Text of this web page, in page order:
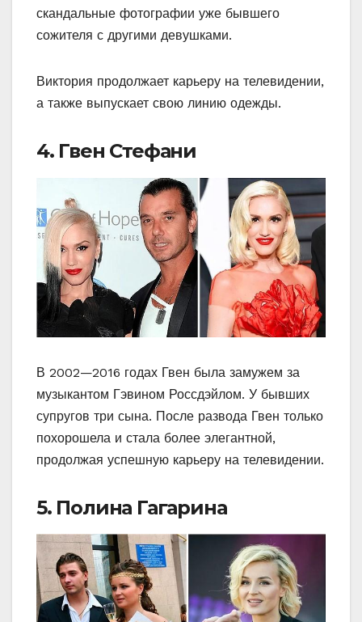
скандальные фотографии уже бывшего
сожителя с другими девушками.
Виктория продолжает карьеру на телевидении,
а также выпускает свою линию одежды.
4. Гвен Стефани
В 2002—2016 годах Гвен была замужем за
музыкантом Гэвином Россдэйлом. У бывших
супругов три сына. После развода Гвен только
похорошела и стала более элегантной,
продолжая успешную карьеру на телевидении.
5. Полина Гагарина